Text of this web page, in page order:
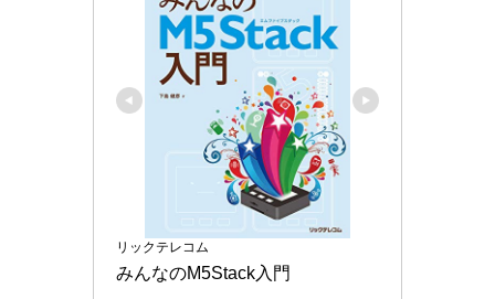
リックテレコム
みんなのM5Stack入門